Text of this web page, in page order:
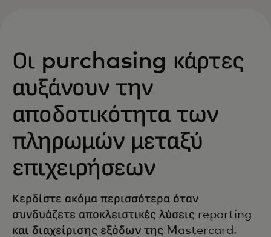
Οι purchasing κάρτες
αυξάνουν την
αποδοτικότητα των
πληρωμών μεταξύ
επιχειρήσεων
Κερδίστε ακόμα περισσότερα όταν
συνδυάζετε αποκλειστικές λύσεις reporting
και διαχείρισης εξόδων της Mastercard.